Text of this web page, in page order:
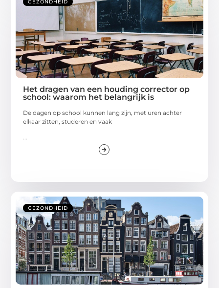
Het dragen van een houding corrector op
school: waarom het belangrijk is
De dagen op school kunnen lang zijn, met uren achter
elkaar zitten, studeren en vaak
GEZONDHEID